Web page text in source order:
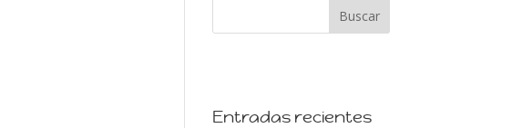
Entradas recientes